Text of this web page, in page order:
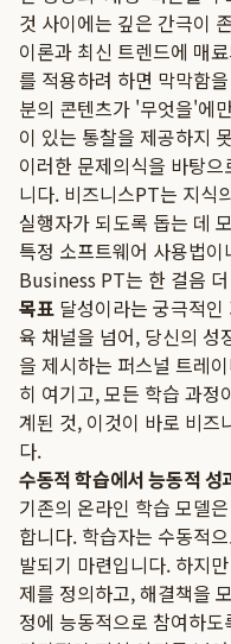
것 사이에는 깊은 간극이
이론과 최신 트렌드에 매
를 적용하려 하면 막막함
분의 콘텐츠가 '무엇을'에
이 있는 통찰을 제공하지
이러한 문제의식을 바탕
니다. 비즈니스PT는 지식
실행자가 되도록 돕는 데
특정 소프트웨어 사용법
Business PT는 한 걸음
목표 달성이라는 궁극적
육 채널을 넘어, 당신의 성
을 제시하는 퍼스널 트레
히 여기고, 모든 학습 과정
계된 것, 이것이 바로 비즈
다.
수동적 학습에서 능동적 성
기존의 온라인 학습 모델
합니다. 학습자는 수동적
발되기 마련입니다. 하지
제를 정의하고, 해결책을
정에 능동적으로 참여하